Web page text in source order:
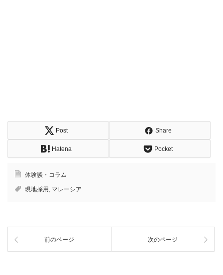
Post Share
Hatena Pocket
体験談・コラム
現地採用 , マレーシア
前のページ 次のページ